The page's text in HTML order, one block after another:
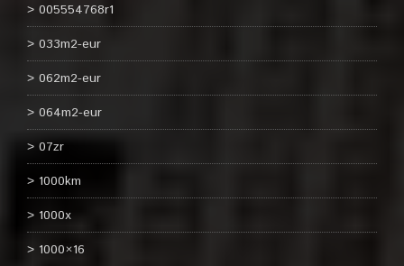
005554768r1
033m2-eur
062m2-eur
064m2-eur
07zr
1000km
1000x
1000×16